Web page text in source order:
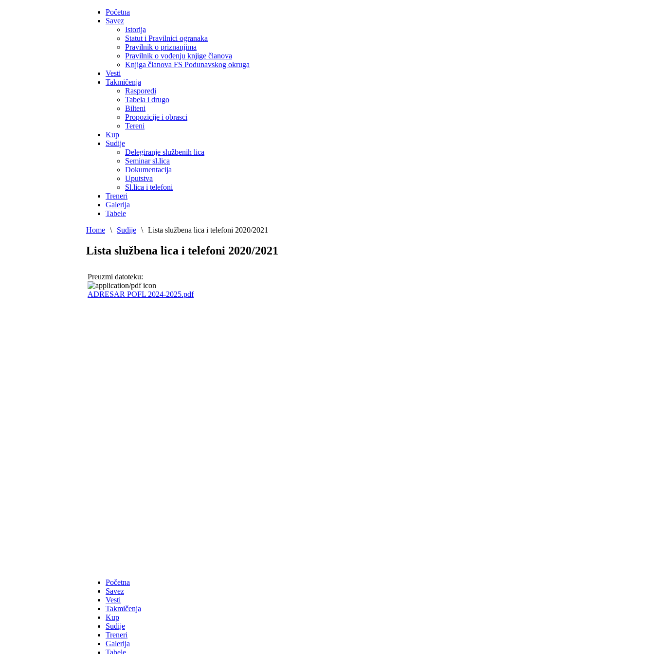
Početna
Savez
Istorija
Statut i Pravilnici ogranaka
Pravilnik o priznanjima
Pravilnik o vođenju knjige članova
Knjiga članova FS Podunavskog okruga
Vesti
Takmičenja
Rasporedi
Tabela i drugo
Bilteni
Propozicije i obrasci
Tereni
Kup
Sudije
Delegiranje službenih lica
Seminar sl.lica
Dokumentacija
Uputstva
Sl.lica i telefoni
Treneri
Galerija
Tabele
Home \ Sudije \ Lista službena lica i telefoni 2020/2021
Lista službena lica i telefoni 2020/2021
Preuzmi datoteku:
ADRESAR POFL 2024-2025.pdf
Početna
Savez
Vesti
Takmičenja
Kup
Sudije
Treneri
Galerija